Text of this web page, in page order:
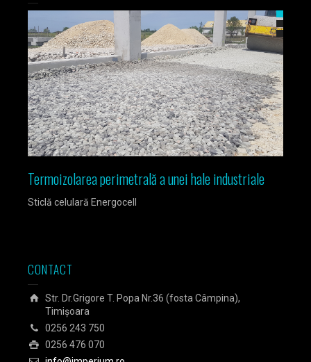
Termoizolarea perimetrală a unei hale industriale
Sticlă celulară Energocell
CONTACT
Str. Dr.Grigore T. Popa Nr.36 (fosta Câmpina),
Timișoara
0256 243 750
0256 476 070